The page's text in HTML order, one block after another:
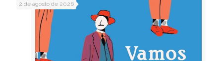
2 de agosto de 2026